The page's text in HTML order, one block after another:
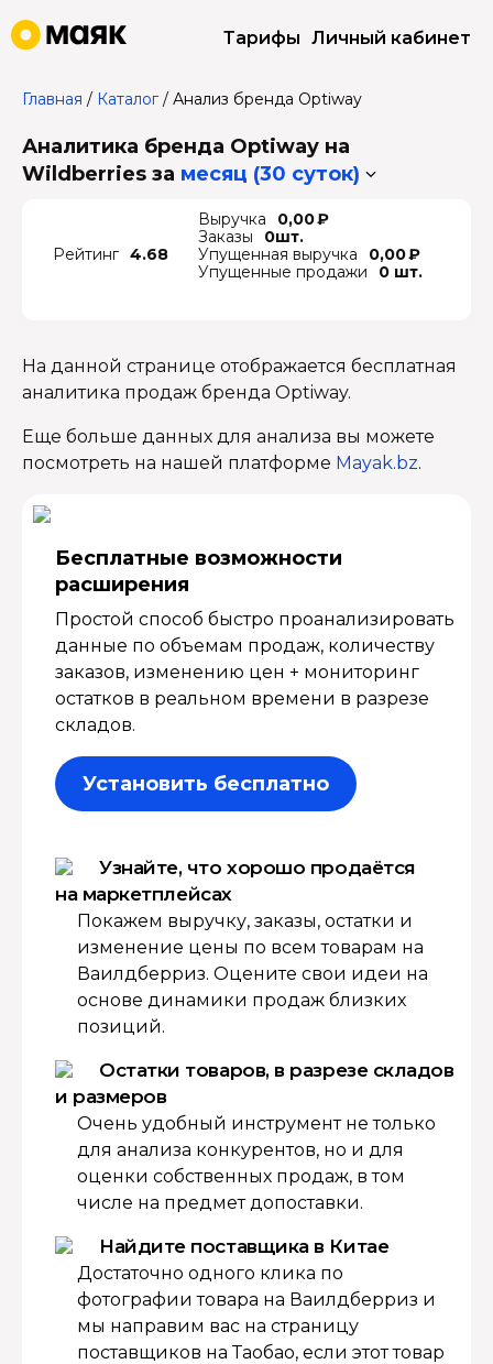
Тарифы Личный кабинет
Главная / Каталог/ Анализ бренда Optiway
Аналитика бренда Optiway на
Wildberries за месяц (30 суток)
Рейтинг 4.68
Выручка
0,00 ₽
Заказы
0шт.
Упущенная выручка
0,00 ₽
Упущенные продажи
0 шт.
На данной странице отображается бесплатная
аналитика продаж бренда Optiway.
Еще больше данных для анализа вы можете
посмотреть на нашей платформе Mayak.bz.
Бесплатные возмож­ности
расширения
Простой способ быстро проанализировать
данные по объемам продаж, количеству
заказов, изменению цен + мониторинг
остатков в реальном времени в разрезе
складов.
Установить бесплатно
Узнайте, что хорошо продаётся
на маркетплейсах
Покажем выручку, заказы, остатки и
изменение цены по всем товарам на
Ваилдберриз. Оцените свои идеи на
основе динамики продаж близких
позиций.
Остатки товаров, в разрезе складов
и размеров
Очень удобный инструмент не только
для анализа конкурентов, но и для
оценки собственных продаж, в том
числе на предмет допоставки.
Найдите поставщика в Китае
Достаточно одного клика по
фотографии товара на Ваилдберриз и
мы направим вас на страницу
поставщиков на Таобао, если этот товар